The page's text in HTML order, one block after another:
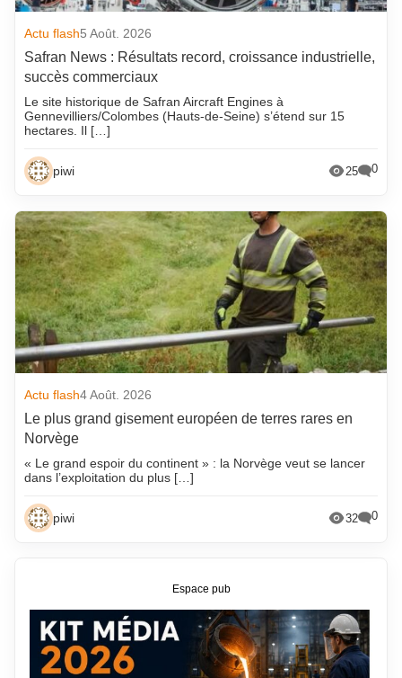
Actu flash5 Août. 2026
Safran News : Résultats record, croissance industrielle,
succès commerciaux
Le site historique de Safran Aircraft Engines à
Gennevilliers/Colombes (Hauts-de-Seine) s’étend sur 15
hectares. Il […]
piwi 25 0
Actu flash4 Août. 2026
Le plus grand gisement européen de terres rares en
Norvège
« Le grand espoir du continent » : la Norvège veut se lancer
dans l’exploitation du plus […]
piwi 32 0
Espace pub